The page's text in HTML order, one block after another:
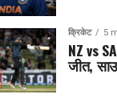
क्रिकेट 5
NZ vs
जीत,